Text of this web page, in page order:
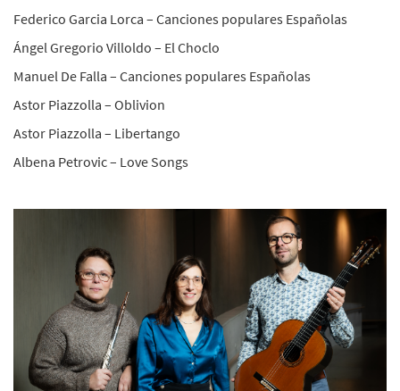
Federico Garcia Lorca – Canciones populares Españolas
Ángel Gregorio Villoldo – El Choclo
Manuel De Falla – Canciones populares Españolas
Astor Piazzolla – Oblivion
Astor Piazzolla – Libertango
Albena Petrovic – Love Songs